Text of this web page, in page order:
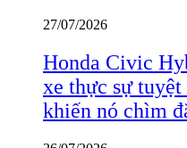
27/07/2026
Honda Civic
xe thực sự
khiến nó chìm